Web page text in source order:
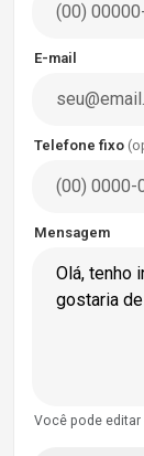
E-mail
Telefone fixo
Mensagem
Você pode editar